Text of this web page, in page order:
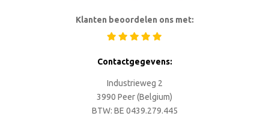
Klanten beoordelen ons met:
Contactgegevens:
Industrieweg 2
3990 Peer (Belgium)
BTW: BE 0439.279.445